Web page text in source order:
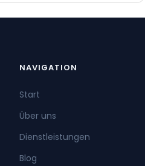
NAVIGATION
Start
Über uns
Dienstleistungen
Blog